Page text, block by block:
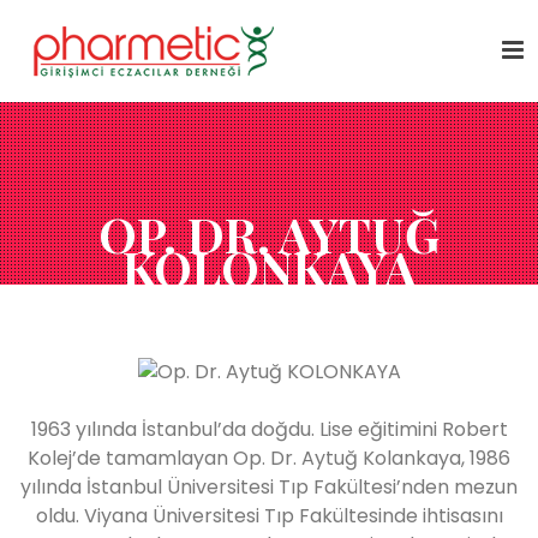
OP. DR. AYTUĞ
KOLONKAYA
1963 yılında İstanbul’da doğdu. Lise eğitimini Robert
Kolej’de tamamlayan Op. Dr. Aytuğ Kolankaya, 1986
yılında İstanbul Üniversitesi Tıp Fakültesi’nden mezun
oldu. Viyana Üniversitesi Tıp Fakültesinde ihtisasını